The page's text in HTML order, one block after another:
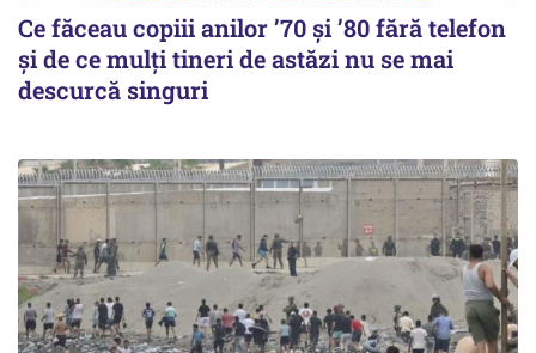
Ce făceau copiii anilor ’70 și ’80 fără telefon
și de ce mulți tineri de astăzi nu se mai
descurcă singuri